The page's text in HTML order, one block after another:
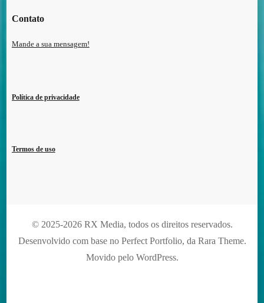
Contato
Mande a sua mensagem!
Política de privacidade
Termos de uso
© 2025-2026 RX Media, todos os direitos reservados.
Desenvolvido com base no Perfect Portfolio, da Rara Theme.
Movido pelo WordPress.